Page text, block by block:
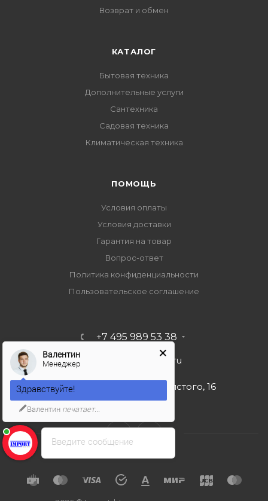
Возврат и обмен
КАТАЛОГ
Бытовая техника
Дополнительные услуги
Сантехника
Садовая техника
Климатическая техника
ПОМОЩЬ
Условия оплаты
Условия доставки
Гарантия на товар
Вопрос-ответ
Политика конфиденциальности
Пользовательское соглашение
+7 495 989 53 38
import-bt@bk.ru
г. Москва, ул. Льва Толстого, 16
Введите сообщение
Валентин
Менеджер
Здравствуйте!
Валентин печатает...